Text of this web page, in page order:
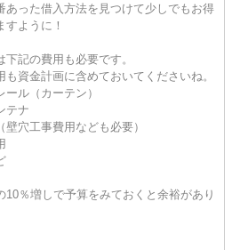
あった借入方法を見つけて少しでもお得
すように！
記の費用も必要です。
も資金計画に含めておいてくださいね。
ール（カーテン）
テナ
壁穴工事費用なども必要）
10％増しで予算をみておくと余裕があり